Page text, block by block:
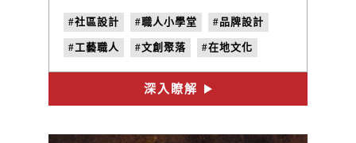
都是學生們的教室。
#社區設計 #職人小學堂 #品牌設計
#工藝職人 #文創聚落 #在地文化
#LOGO設計
深入瞭解